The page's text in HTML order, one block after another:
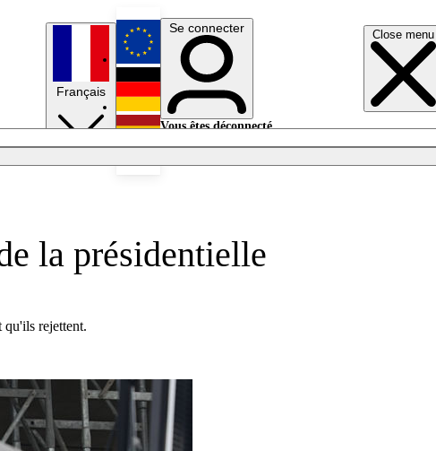
Close menu
Français
English
Deutsch
Se connecter
Vous êtes déconnecté.
la présidentielle
qu'ils rejettent.